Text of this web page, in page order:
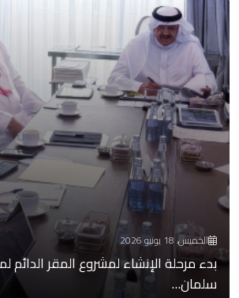
الخميس، 18 يونيو 2026
بدء مرحلة الإنشاء لمشروع المقر الدائم
سلمان…